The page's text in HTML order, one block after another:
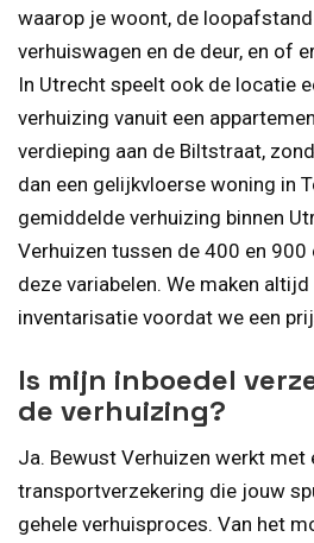
waarop je woont, de
verhuiswagen en de deur, en of
In Utrecht speelt ook de locatie
verhuizing vanuit een
verdieping aan de Biltstraat,
dan een gelijkvloerse woning in
gemiddelde verhuizing binnen
Verhuizen tussen de 400 en 900
deze variabelen. We maken
inventarisatie voordat we een
Is mijn inboedel
de verhuizing?
Ja. Bewust Verhuizen werkt met
transportverzekering die jouw
gehele verhuisproces. Van het